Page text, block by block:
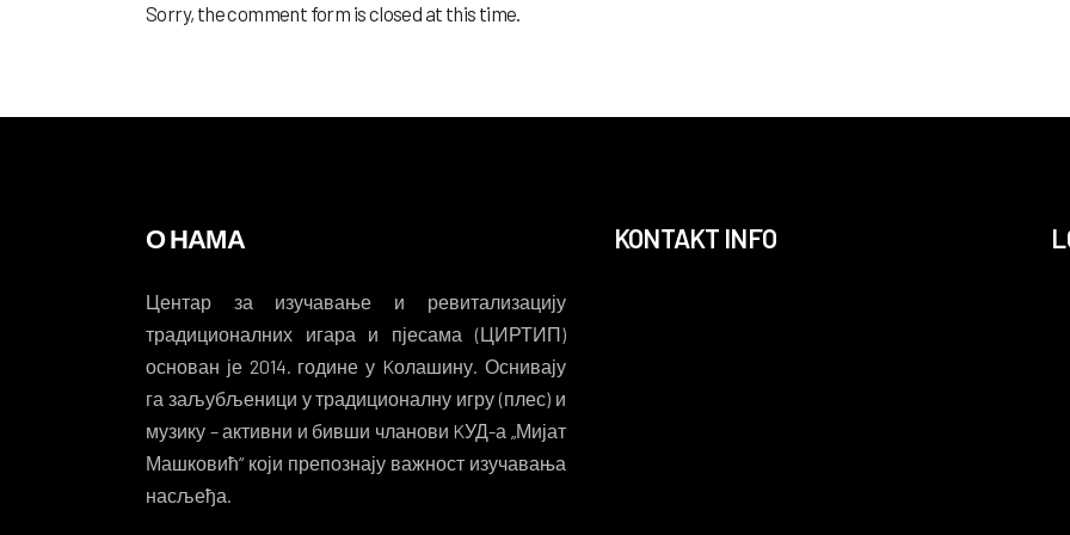
Sorry, the comment form is closed at this time.
О НАМА
Центар за изучавање и ревитализацију
традиционалних игара и пјесама (ЦИРТИП)
основан је 2014. године у Kолашину. Оснивају
га заљубљеници у традиционалну игру (плес) и
музику – активни и бивши чланови KУД-а „Мијат
Машковић“ који препознају важност изучавања
насљеђа.
KONTAKT INFO